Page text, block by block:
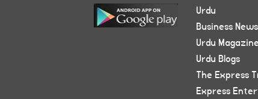
Urdu
Business
Urdu Magazine
Urdu Blogs
The Express
Express